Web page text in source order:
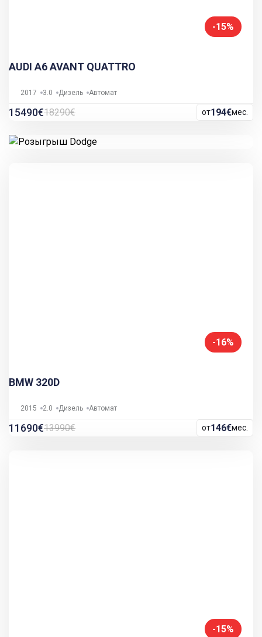
-15%
AUDI A6 AVANT QUATTRO
2017 3.0 Дизель Автомат
15490€18290€ от194€мес.
-16%
BMW 320D
2015 2.0 Дизель Автомат
11690€13990€ от146€мес.
-15%